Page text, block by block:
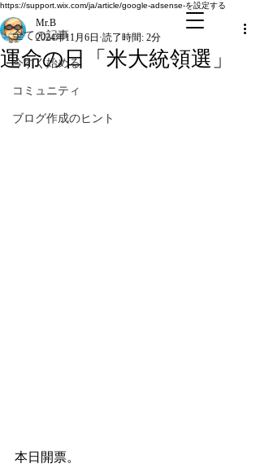
https://support.wix.com/ja/article/google-adsense-を設定する
全ての記事
今すぐ始める
コミュニティ
ブログ作成のヒント
運命の日「米大統領選」
Mr.B
2024年11月6日 読了時間: 2分
本日開票。